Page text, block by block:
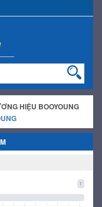
HIỆU BOOYOUNG
1